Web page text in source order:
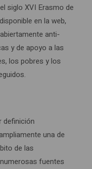
siglo XVI Erasmo de
en la web,
anti-
y de apoyo a las
los pobres y los
definición
una de
de las
fuentes